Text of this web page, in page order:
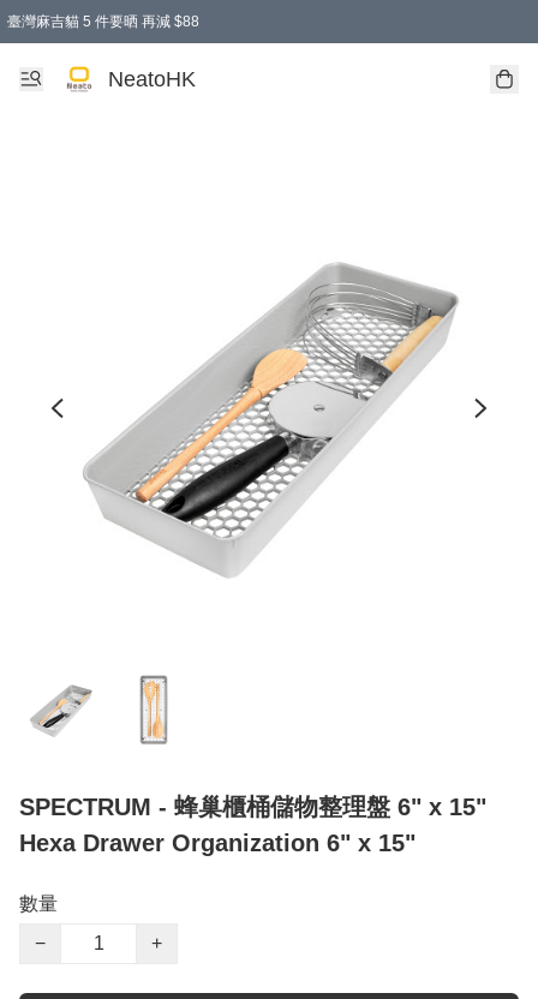
臺灣麻吉貓 5 件要晒 再減 $88
消費即享全單 95 折優惠！
購物滿 HKD 300.00即享免運費優惠！（適用於 特定的送貨方式 )
買麻吉貓廚具套裝免運費
寄送台灣運費滿HKD300 減 HKD50 優惠（不適用於儲物用品及傢俬）
NeatoHK
SPECTRUM - 蜂巢櫃桶儲物整理盤 6" x 15"
Hexa Drawer Organization 6" x 15"
數量
−
+